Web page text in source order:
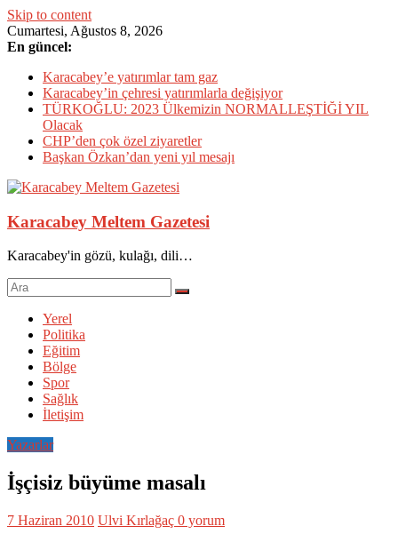
Skip to content
Cumartesi, Ağustos 8, 2026
En güncel:
Karacabey’e yatırımlar tam gaz
Karacabey’in çehresi yatırımlarla değişiyor
TÜRKOĞLU: 2023 Ülkemizin NORMALLEŞTİĞİ YIL
Olacak
CHP’den çok özel ziyaretler
Başkan Özkan’dan yeni yıl mesajı
Karacabey Meltem Gazetesi
Karacabey'in gözü, kulağı, dili…
Yerel
Politika
Eğitim
Bölge
Spor
Sağlık
İletişim
Yazarlar
İşçisiz büyüme masalı
7 Haziran 2010 Ulvi Kırlağaç 0 yorum